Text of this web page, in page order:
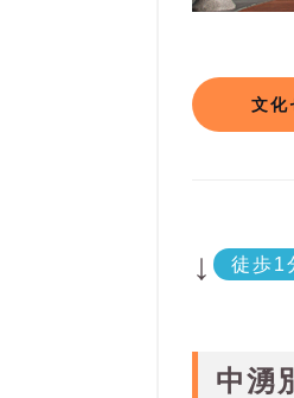
文化
↓ 徒歩1
中湧